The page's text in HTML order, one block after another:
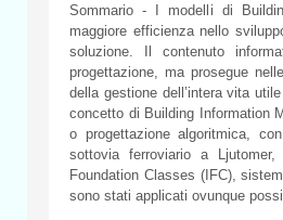
Sommario - I modelli di
maggiore efficienza nello
soluzione. Il contenuto
progettazione, ma prosegue
della gestione dell’intera vita
concetto di Building Information
o progettazione algoritmica,
sottovia ferroviario a
Foundation Classes (IFC),
sono stati applicati ovunque